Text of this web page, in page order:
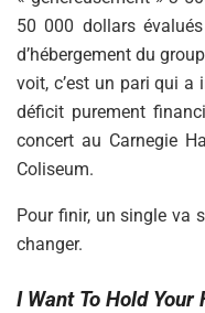
50 000 dollars
d’hébergement du
voit, c’est un pari qui a
déficit purement
concert au Carnegie
Coliseum.
Pour finir, un single va
changer.
I Want To Hold Your